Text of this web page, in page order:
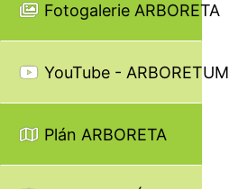
Fotogalerie ARBORETA
YouTube - ARBORETUM
Plán ARBORETA